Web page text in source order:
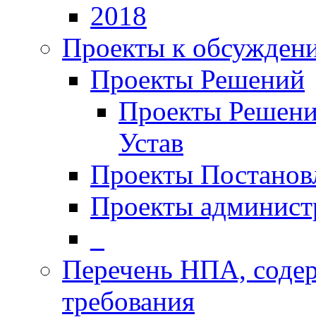
2018
Проекты к
Проекты Решений
Проекты
Устав
Проекты
Проекты
Перечень НПА,
требования